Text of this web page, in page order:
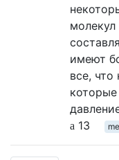
имеют
все,
13